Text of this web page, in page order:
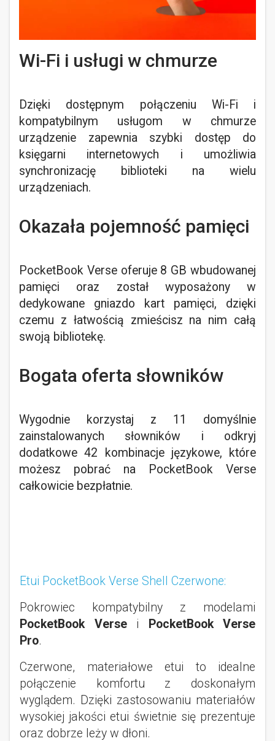
Wi-Fi i usługi w chmurze
Dzięki dostępnym połączeniu Wi-Fi i
kompatybilnym usługom w chmurze
urządzenie zapewnia szybki dostęp do
księgarni internetowych i umożliwia
synchronizację biblioteki na wielu
urządzeniach.
Okazała pojemność pamięci
PocketBook Verse oferuje 8 GB wbudowanej
pamięci oraz został wyposażony w
dedykowane gniazdo kart pamięci, dzięki
czemu z łatwością zmieścisz na nim całą
swoją bibliotekę.
Bogata oferta słowników
Wygodnie korzystaj z 11 domyślnie
zainstalowanych słowników i odkryj
dodatkowe 42 kombinacje językowe, które
możesz pobrać na PocketBook Verse
całkowicie bezpłatnie.
Etui PocketBook Verse Shell Czerwone:
Pokrowiec kompatybilny z modelami
PocketBook Versei
PocketBook Verse
Pro.
Czerwone, materiałowe etui to idealne
połączenie komfortu z doskonałym
wyglądem. Dzięki zastosowaniu materiałów
wysokiej jakości etui świetnie się prezentuje
oraz dobrze leży w dłoni.